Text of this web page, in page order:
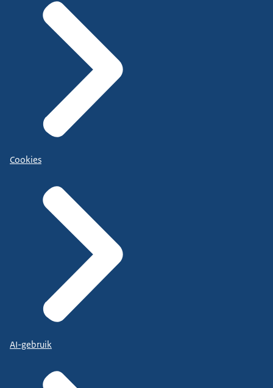
Cookies
AI-gebruik